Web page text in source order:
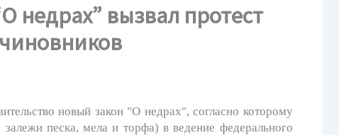
недрах” вызвал протест
новый закон "О недрах", согласно которому
песка, мела и торфа) в ведение федерального